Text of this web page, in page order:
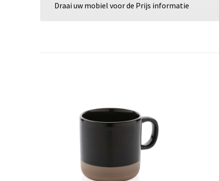
Draai uw mobiel voor de Prijs informatie